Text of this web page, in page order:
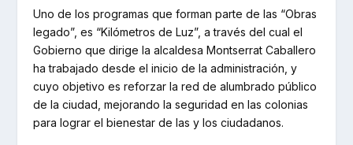
Uno de los programas que forman parte de las “Obras
legado”, es “Kilómetros de Luz”, a través del cual el
Gobierno que dirige la alcaldesa Montserrat Caballero
ha trabajado desde el inicio de la administración, y
cuyo objetivo es reforzar la red de alumbrado público
de la ciudad, mejorando la seguridad en las colonias
para lograr el bienestar de las y los ciudadanos.